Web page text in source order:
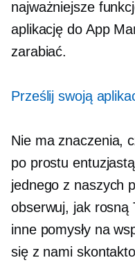
najważniejsze
aplikację do App
zarabiać.
Prześlij swoją
Nie ma znaczenia,
po prostu
jednego z naszych
obserwuj, jak rosną
inne pomysły na
się z nami